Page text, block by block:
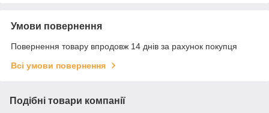
Умови повернення
Повернення товару впродовж 14 днів за рахунок покупця
Всі умови повернення
Подібні товари компанії